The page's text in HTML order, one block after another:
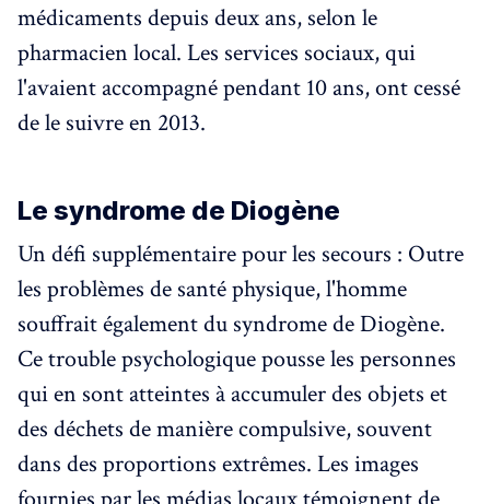
médicaments depuis deux ans, selon le
pharmacien local. Les services sociaux, qui
l'avaient accompagné pendant 10 ans, ont cessé
de le suivre en 2013.
Le syndrome de Diogène
Un défi supplémentaire pour les secours : Outre
les problèmes de santé physique, l'homme
souffrait également du syndrome de Diogène.
Ce trouble psychologique pousse les personnes
qui en sont atteintes à accumuler des objets et
des déchets de manière compulsive, souvent
dans des proportions extrêmes. Les images